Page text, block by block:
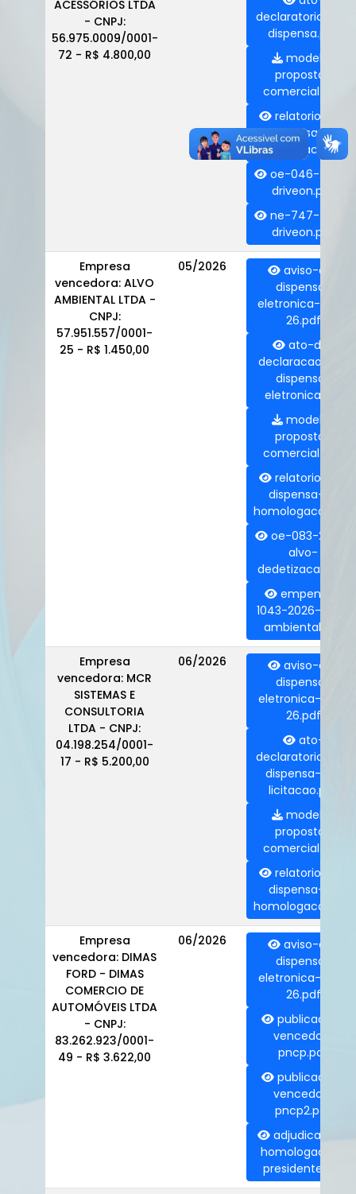
ACESSÓRIOS LTDA
- CNPJ:
56.975.0009/0001-
72 - R$ 4.800,00
declaratorio-de-
dispensa.pdf
modelo-
proposta-
comercial.doc
relatorio-da-
dispensa-e-
homologacao.pdf
oe-046-2026-
driveon.pdf
ne-747-2026-
driveon.pdf
Empresa
vencedora: ALVO
AMBIENTAL LTDA -
CNPJ:
57.951.557/0001-
25 - R$ 1.450,00
05/2026
aviso-de-
dispensa-
eletronica-004-
26.pdf
ato-de-
declaracao-de-
dispensa-
eletronica.pdf
modelo-
proposta-
comercial.doc
relatorio-da-
dispensa-e-
homologacao.pdf
oe-083-2026-
alvo-
dedetizacao.pdf
empenho-
1043-2026-alvo-
ambiental.pdf
Empresa
vencedora: MCR
SISTEMAS E
CONSULTORIA
LTDA - CNPJ:
04.198.254/0001-
17 - R$ 5.200,00
06/2026
aviso-de-
dispensa-
eletronica-008-
26.pdf
ato-
declaratorio-de-
dispensa-de-
licitacao.pdf
modelo-
proposta-
comercial.doc
relatorio-de-
dispensa-e-
homologacao.pdf
Empresa
vencedora: DIMAS
FORD - DIMAS
COMERCIO DE
AUTOMÓVEIS LTDA
- CNPJ:
83.262.923/0001-
49 - R$ 3.622,00
06/2026
aviso-de-
dispensa-
eletronica-007-
26.pdf
publicacao-
vencedor-
pncp.pdf
publicacao-
vencedor-
pncp2.pdf
adjudicacao-
homologacao-
presidente.pdf